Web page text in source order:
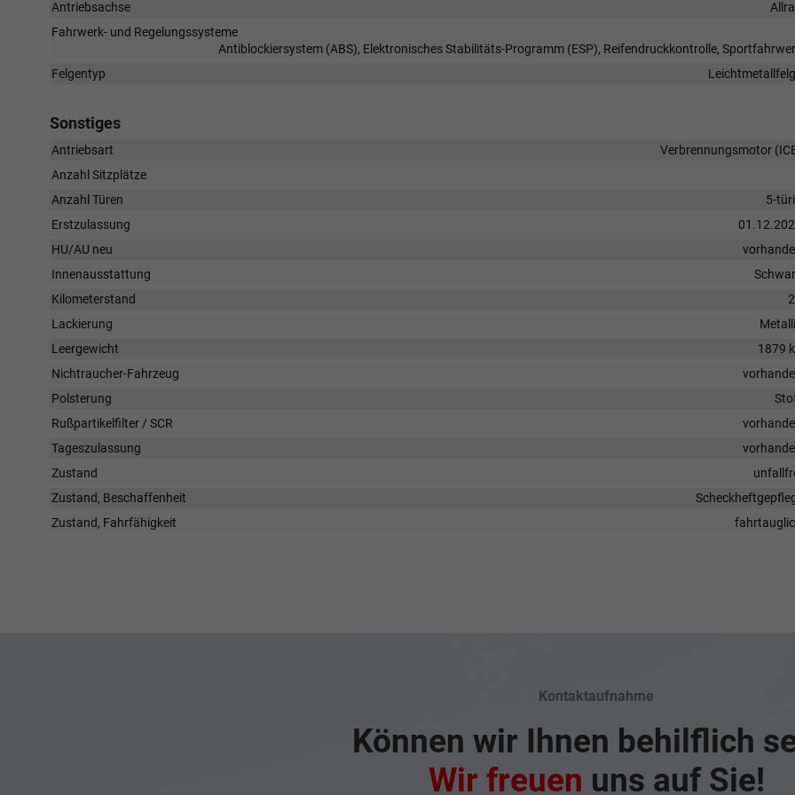
Antriebsachse
Fahrwerk- und Regelungssysteme
Antiblockiersystem (ABS), Elektronisches Stabilitäts-Programm (ESP), Reifendruckkontrolle,
Felgentyp
Sonstiges
Antriebsart
Verbrennungsmotor
Anzahl Sitzplätze
Anzahl Türen
5-
Erstzulassung
HU/AU neu
Innenausstattung
Kilometerstand
Lackierung
Leergewicht
1879
Nichtraucher-Fahrzeug
Polsterung
Rußpartikelfilter / SCR
Tageszulassung
Zustand
Zustand, Beschaffenheit
Zustand, Fahrfähigkeit
Kontaktaufnahme
Können wir Ihnen behilflich
Wir freuen uns auf Sie!